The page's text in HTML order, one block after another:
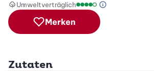
Umweltverträglich
Green Betty
Merken
Zutaten